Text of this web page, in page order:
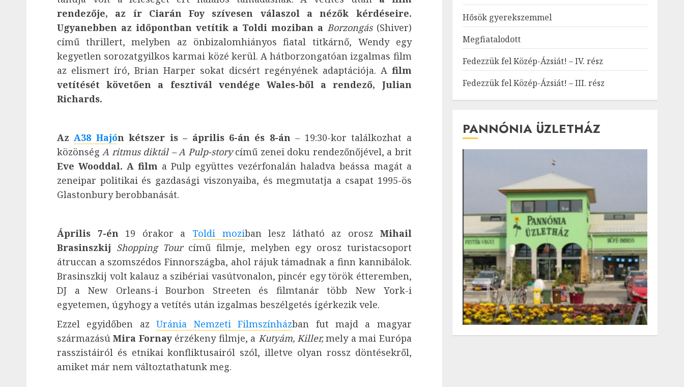
rendezője, az ír Ciarán Foy szívesen válaszol a nézők kérdéseire.
Ugyanebben az időpontban vetítik a Toldi moziban a Borzongás(Shiver)
című thrillert, melyben az önbizalomhiányos fiatal titkárnő, Wendy egy
kegyetlen sorozatgyilkos karmai közé kerül. A hátborzongatóan izgalmas film
az elismert író, Brian Harper sokat dicsért regényének adaptációja. A film
vetítését követően a fesztivál vendége Wales-ből a rendező, Julian
Richards.
AzA38 Hajón kétszer is – április 6-án és 8-án – 19:30-kor találkozhat a
közönségA ritmus diktál – A Pulp-storycímű zenei doku rendezőnőjével, a brit
Eve Wooddal. A film a Pulp együttes vezérfonalán haladva beássa magát a
zeneipar politikai és gazdasági viszonyaiba, és megmutatja a csapat 1995-ös
Glastonbury berobbanását.
Április 7-én 19 órakor a Toldi moziban lesz látható az orosz Mihail
Brasinszkij Shopping Tour című filmje, melyben egy orosz turistacsoport
átruccan a szomszédos Finnországba, ahol rájuk támadnak a finn kannibálok.
Brasinszkij volt kalauz a szibériai vasútvonalon, pincér egy török étteremben,
DJ a New Orleans-i Bourbon Streeten és filmtanár több New York-i
egyetemen, úgyhogy a vetítés után izgalmas beszélgetés ígérkezik vele.
Ezzel egyidőben az Uránia Nemzeti Filmszínházban fut majd a magyar
származásúMira Fornay érzékeny filmje, a Kutyám, Killer,mely a mai Európa
rasszistáiról és etnikai konfliktusairól szól, illetve olyan rossz döntésekről,
amiket már nem változtathatunk meg.
Hősök gyerekszemmel
Megfiatalodott
Fedezzük fel Közép-Ázsiát! – IV. rész
Fedezzük fel Közép-Ázsiát! – III. rész
PANNÓNIA ÜZLETHÁZ